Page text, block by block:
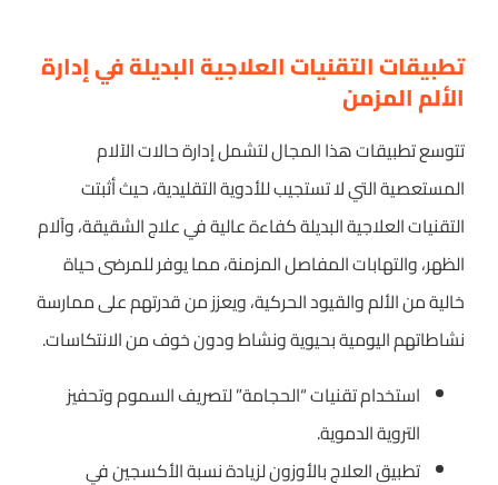
تطبيقات التقنيات العلاجية البديلة في إدارة
الألم المزمن
تتوسع تطبيقات هذا المجال لتشمل إدارة حالات الآلام
المستعصية التي لا تستجيب للأدوية التقليدية، حيث أثبتت
التقنيات العلاجية البديلة كفاءة عالية في علاج الشقيقة، وآلام
الظهر، والتهابات المفاصل المزمنة، مما يوفر للمرضى حياة
خالية من الألم والقيود الحركية، ويعزز من قدرتهم على ممارسة
نشاطاتهم اليومية بحيوية ونشاط ودون خوف من الانتكاسات.
استخدام تقنيات “الحجامة” لتصريف السموم وتحفيز
التروية الدموية.
تطبيق العلاج بالأوزون لزيادة نسبة الأكسجين في